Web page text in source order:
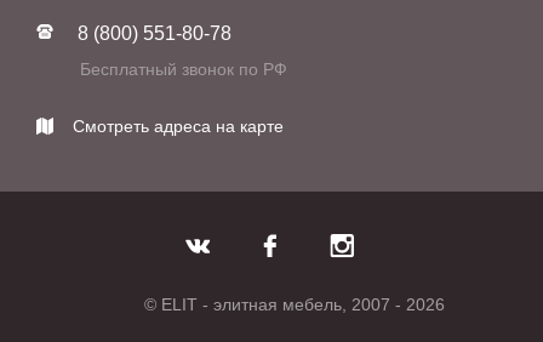
Фабрики
Контакты
8 (800) 551-80-78
Бесплатный звонок по РФ
Смотреть адреса на карте
© ELIT - элитная мебель, 2007 - 2026